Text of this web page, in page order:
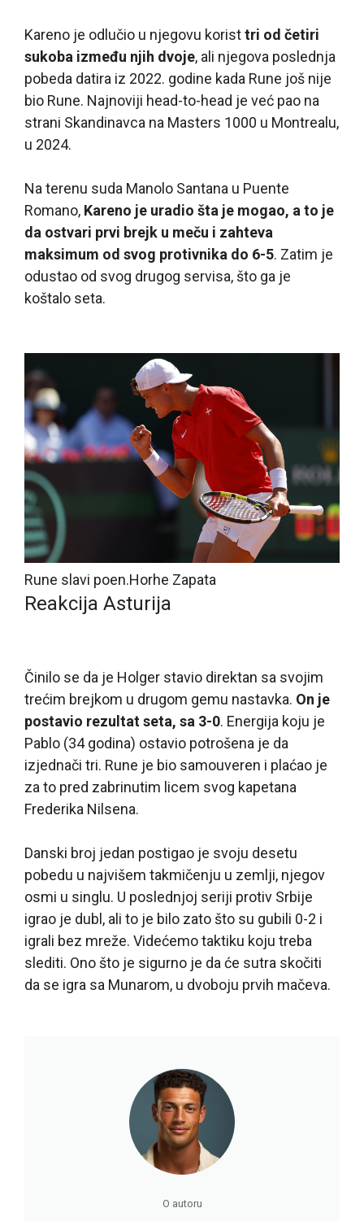
Kareno je odlučio u njegovu koristtri od četiri
sukoba između njih dvoje, ali njegova poslednja
pobeda datira iz 2022. godine kada Rune još nije
bio Rune. Najnoviji head-to-head je već pao na
strani Skandinavca na Masters 1000 u Montrealu,
u 2024.
Na terenu suda Manolo Santana u Puente
Romano, Kareno je uradio šta je mogao, a to je
da ostvari prvi brejk u meču i zahteva
maksimum od svog protivnika do 6-5. Zatim je
odustao od svog drugog servisa, što ga je
koštalo seta.
Rune slavi poen.Horhe Zapata
Reakcija Asturija
Činilo se da je Holger stavio direktan sa svojim
trećim brejkom u drugom gemu nastavka. On je
postavio rezultat seta, sa 3-0. Energija koju je
Pablo (34 godina) ostavio potrošena je da
izjednači tri. Rune je bio samouveren i plaćao je
za to pred zabrinutim licem svog kapetana
Frederika Nilsena.
Danski broj jedan postigao je svoju desetu
pobedu u najvišem takmičenju u zemlji, njegov
osmi u singlu. U poslednjoj seriji protiv Srbije
igrao je dubl, ali to je bilo zato što su gubili 0-2 i
igrali bez mreže. Videćemo taktiku koju treba
slediti. Ono što je sigurno je da će sutra skočiti
da se igra sa Munarom, u dvoboju prvih mačeva.
O autoru